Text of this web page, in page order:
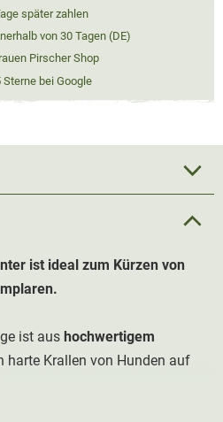
später zahlen
von 30 Tagen (DE)
Pirscher Shop
bei Google
ist ideal zum Kürzen von
ist aus hochwertigem
harte Krallen von Hunden auf